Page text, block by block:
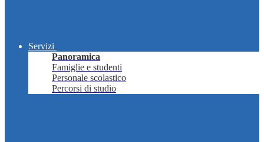
Servizi
Panoramica
Famiglie e studenti
Personale scolastico
Percorsi di studio